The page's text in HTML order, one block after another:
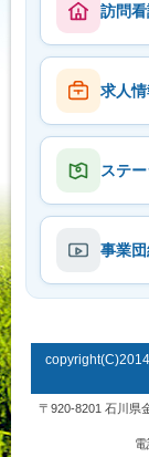
訪問
求人情
ステ
事業
〒920-8201 石川県